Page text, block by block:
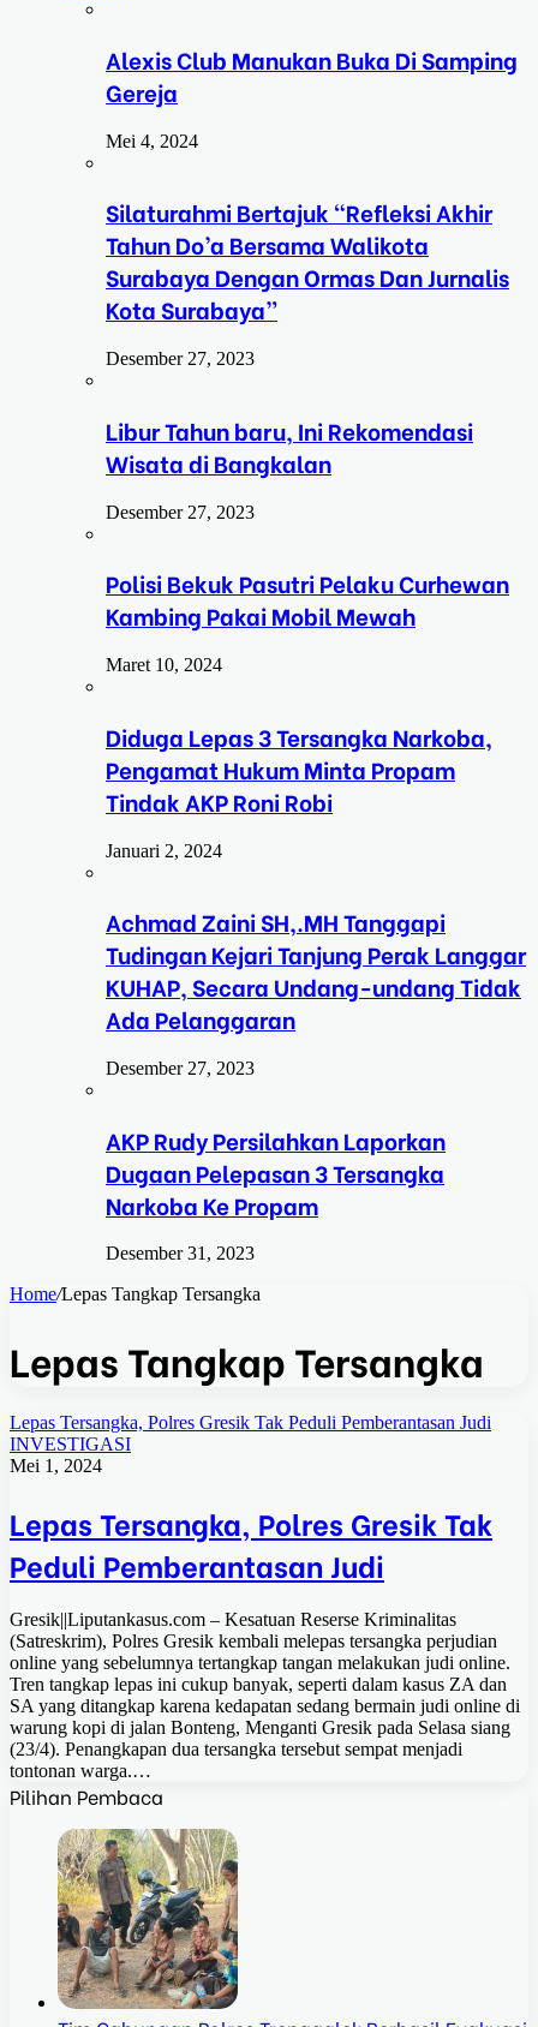
Alexis Club Manukan Buka Di Samping
Gereja
Mei 4, 2024
Silaturahmi Bertajuk “Refleksi Akhir
Tahun Do’a Bersama Walikota
Surabaya Dengan Ormas Dan Jurnalis
Kota Surabaya”
Desember 27, 2023
Libur Tahun baru, Ini Rekomendasi
Wisata di Bangkalan
Desember 27, 2023
Polisi Bekuk Pasutri Pelaku Curhewan
Kambing Pakai Mobil Mewah
Maret 10, 2024
Diduga Lepas 3 Tersangka Narkoba,
Pengamat Hukum Minta Propam
Tindak AKP Roni Robi
Januari 2, 2024
Achmad Zaini SH,.MH Tanggapi
Tudingan Kejari Tanjung Perak Langgar
KUHAP, Secara Undang-undang Tidak
Ada Pelanggaran
Desember 27, 2023
AKP Rudy Persilahkan Laporkan
Dugaan Pelepasan 3 Tersangka
Narkoba Ke Propam
Desember 31, 2023
Home/Lepas Tangkap Tersangka
Lepas Tangkap Tersangka
Lepas Tersangka, Polres Gresik Tak Peduli Pemberantasan Judi
INVESTIGASI
Mei 1, 2024
Lepas Tersangka, Polres Gresik Tak
Peduli Pemberantasan Judi
Gresik||Liputankasus.com – Kesatuan Reserse Kriminalitas
(Satreskrim), Polres Gresik kembali melepas tersangka perjudian
online yang sebelumnya tertangkap tangan melakukan judi online.
Tren tangkap lepas ini cukup banyak, seperti dalam kasus ZA dan
SA yang ditangkap karena kedapatan sedang bermain judi online di
warung kopi di jalan Bonteng, Menganti Gresik pada Selasa siang
(23/4). Penangkapan dua tersangka tersebut sempat menjadi
tontonan warga.…
Pilihan Pembaca